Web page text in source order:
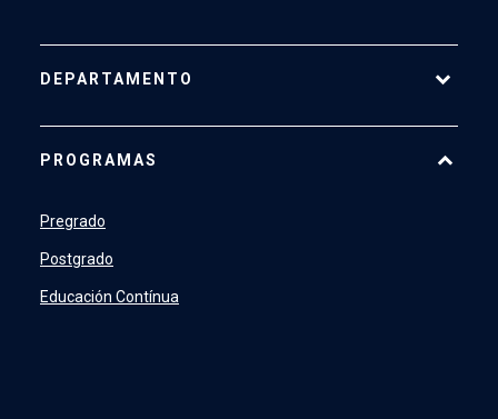
DEPARTAMENTO
Académicos
Profesionales y Administrativos
Estudiantes
PROGRAMAS
Pregrado
Postgrado
Educación Contínua